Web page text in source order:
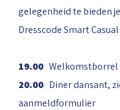
gelegenheid te bieden
Dresscode Smart Casual
19.00 Welkomstborrel
20.00 Diner dansant,
aanmeldformulier